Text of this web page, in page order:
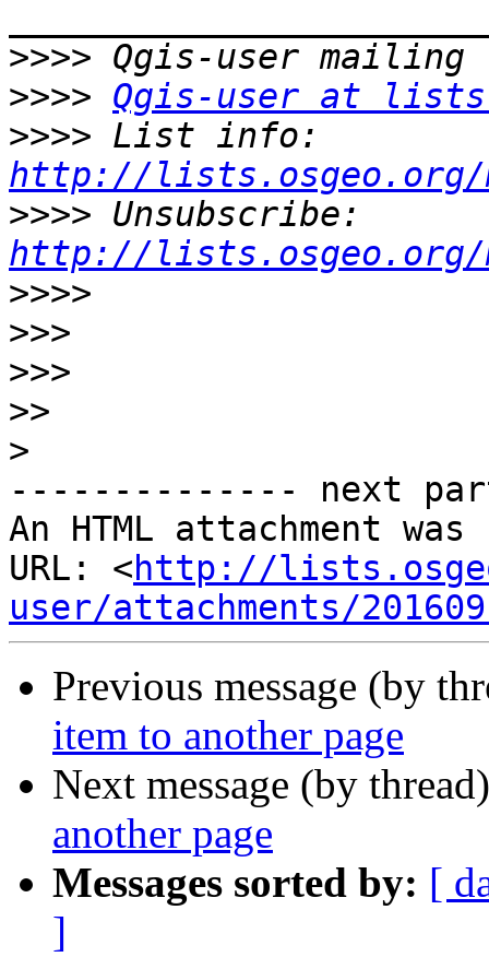
>>>>
>>>> Qgis-user at
>>>>
http://lists.osgeo.org/
>>>>
http://lists.osgeo.org/
>>>>
>>>
>>>
>>
>
-------------- next
An HTML attachment
URL: <http://
user/attachments/
Previous message (by
item to another page
Next message (by
another page
Messages sorted by: [
]